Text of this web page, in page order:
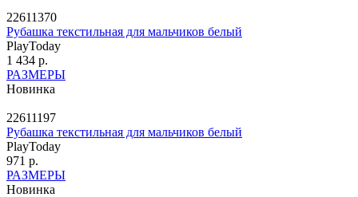
22611370
Рубашка текстильная для мальчиков белый
PlayToday
1 434 р.
РАЗМЕРЫ
Новинка
22611197
Рубашка текстильная для мальчиков белый
PlayToday
971 р.
РАЗМЕРЫ
Новинка